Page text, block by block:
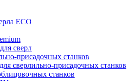
ECO
сверл
присадочных станков
сверлильно-присадочных станков
станков